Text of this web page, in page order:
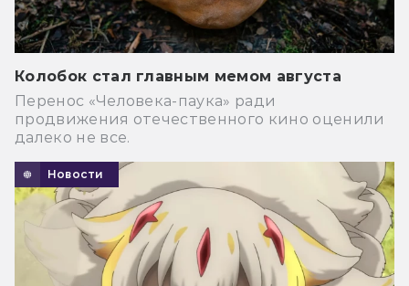
Колобок стал главным мемом августа
Перенос «Человека-паука» ради
продвижения отечественного кино оценили
далеко не все.
Новости